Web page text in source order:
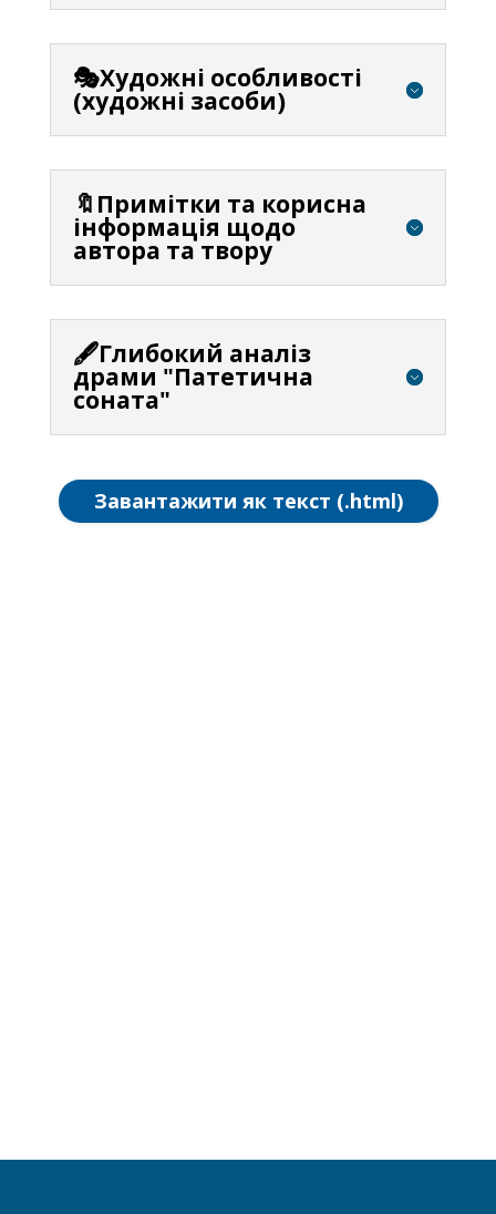
🎭Художні особливості
(художні засоби)
🔖Примітки та корисна
інформація щодо
автора та твору
🖋️Глибокий аналіз
драми "Патетична
соната"
Завантажити як текст (.html)